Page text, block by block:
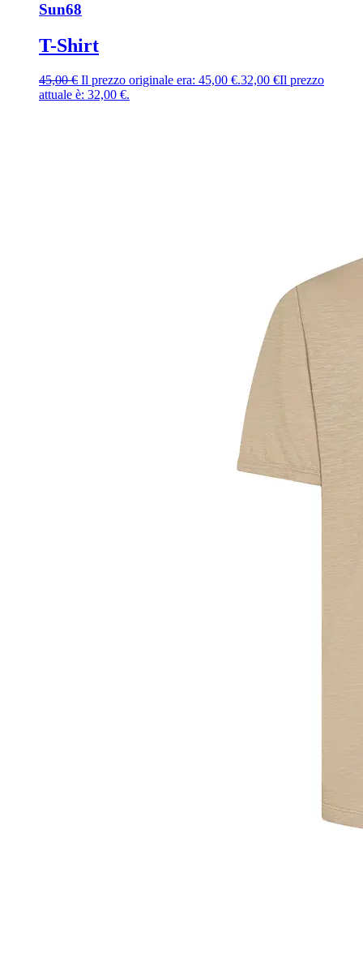
Sun68
T-Shirt
45,00€ Il prezzo originale era: 45,00 €.32,00 €Il prezzo
attuale è: 32,00 €.